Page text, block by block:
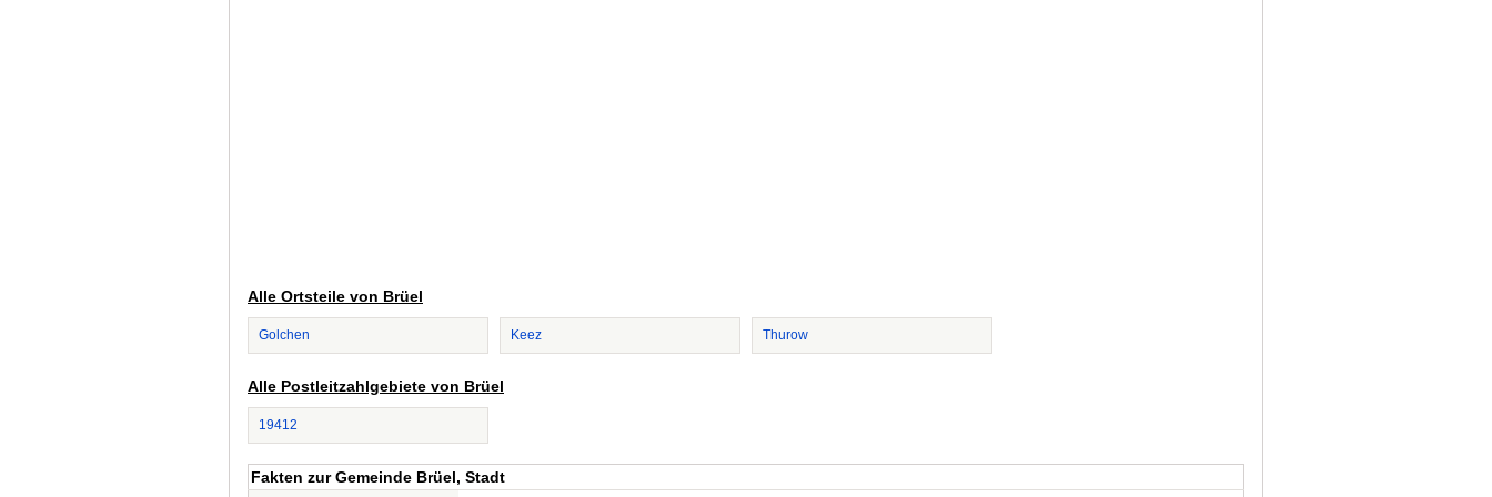
Alle Ortsteile von Brüel
Golchen Keez Thurow
Alle Postleitzahlgebiete von Brüel
19412
Fakten zur Gemeinde Brüel, Stadt